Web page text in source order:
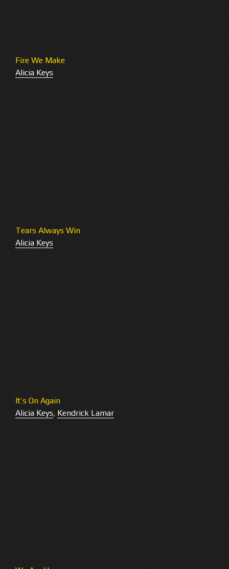
Fire We Make
Alicia Keys
Tears Always Win
Alicia Keys
It’s On Again
Alicia Keys, Kendrick Lamar